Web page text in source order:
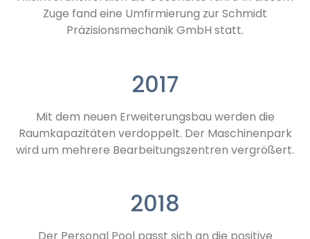
Zuge fand eine Umfirmierung zur Schmidt
Präzisionsmechanik GmbH statt.
2017
Mit dem neuen Erweiterungsbau werden die
Raumkapazitäten verdoppelt. Der Maschinenpark
wird um mehrere Bearbeitungszentren vergrößert.
2018